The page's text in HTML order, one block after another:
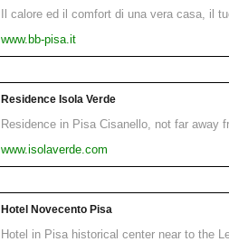
Il calore ed il comfort di una vera casa, il
www.bb-pisa.it
Residence Isola Verde
Residence in Pisa Cisanello, not far away
www.isolaverde.com
Hotel Novecento Pisa
Hotel in Pisa historical center near to the